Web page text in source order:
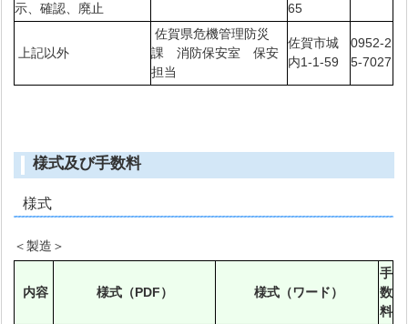
示、確認、廃止
65
上記以外
佐賀県危機管理防災
課 消防保安室 保安
担当
佐賀市城
内1-1-59
0952-2
5-7027
様式及び手数料
様式
＜製造＞
内容 様式（PDF） 様式（ワード）
手
数
料